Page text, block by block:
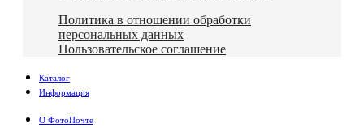
Политика в отношении обработки
персональных данных
Пользовательское соглашение
Каталог
Информация
О ФотоПочте